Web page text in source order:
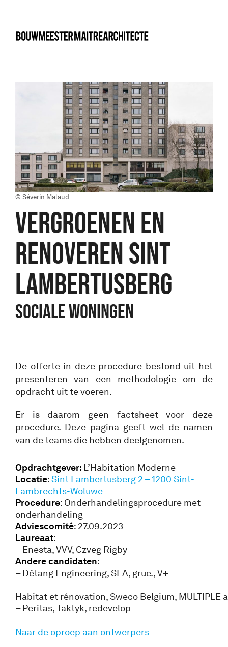
bma
© Séverin Malaud
VERGROENEN EN
RENOVEREN SINT
LAMBERTUSBERG
Sociale woningen
De offerte in deze procedure bestond uit het
presenteren van een methodologie om de
opdracht uit te voeren.
Er is daarom geen factsheet voor deze
procedure. Deze pagina geeft wel de namen
van de teams die hebben deelgenomen.
Opdrachtgever: L’Habitation Moderne
Locatie:Sint Lambertusberg 2 – 1200 Sint-
Lambrechts-Woluwe
Procedure: Onderhandelingsprocedure met
onderhandeling
Adviescomité: 27.09.2023
Laureaat:
– Enesta, VVV, Czveg Rigby
Andere candidaten:
– Détang Engineering, SEA, grue., V+
–
Habitat et rénovation, Sweco Belgium, MULTIPLE
– Peritas, Taktyk, redevelop
Naar de oproep aan ontwerpers